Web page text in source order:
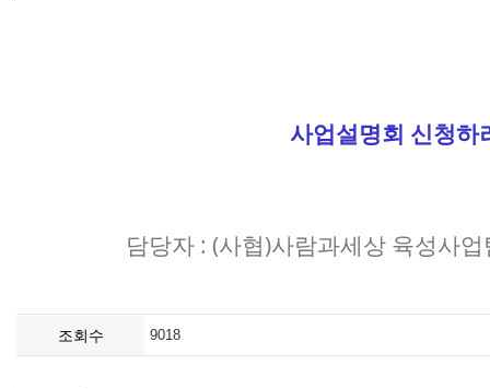
사업설명회 신청하
담당자 : ​(사협)사람과세상 육성사
조회수 9018